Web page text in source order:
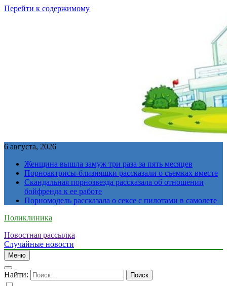
Перейти к содержимому
6 августа, 2026
Женщина вышла замуж три раза за пять месяцев
Порноактрисы-близняшки рассказали о съемках вместе
Скандальная порнозвезда рассказала об отношении
бойфренда к ее работе
Порномодель рассказала о сексе с пилотами в самолете
Поликлиника
Новостная рассылка
Случайные новости
Меню
Найти: